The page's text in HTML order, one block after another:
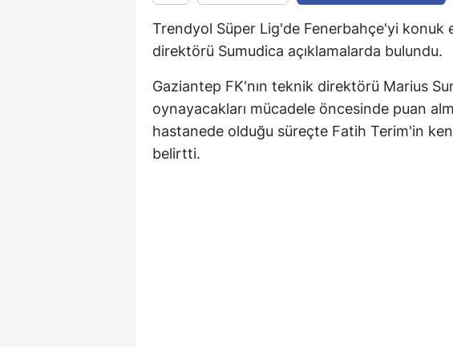
Trendyol Süper Lig'de Fenerbahçe'yi konuk
direktörü Sumudica açıklamalarda bulundu.
Gaziantep FK'nın teknik direktörü Marius
oynayacakları mücadele öncesinde puan
hastanede olduğu süreçte Fatih Terim'in
belirtti.